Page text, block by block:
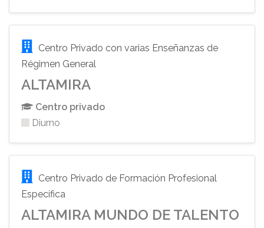
Centro Privado con varias Enseñanzas de
Régimen General
ALTAMIRA
Centro privado
Diurno
Centro Privado de Formación Profesional
Específica
ALTAMIRA MUNDO DE TALENTO